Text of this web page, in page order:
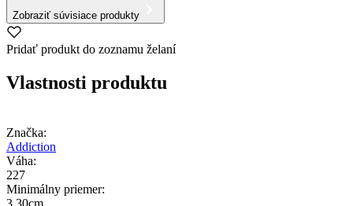
Zobraziť súvisiace produkty
Pridať produkt do zoznamu želaní
Vlastnosti produktu
Značka:
Addiction
Váha:
227
Minimálny priemer: